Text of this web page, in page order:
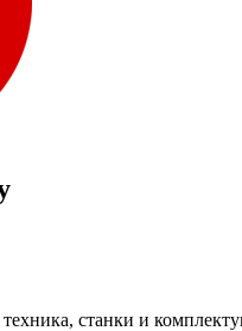
станки и